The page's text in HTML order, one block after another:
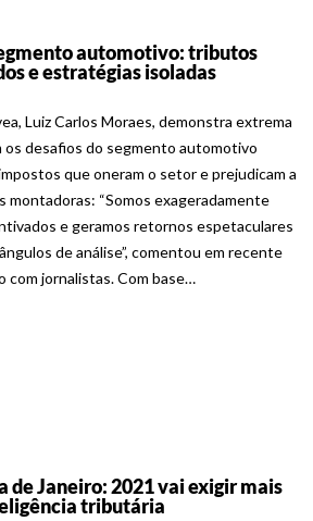
automotivo: tributos
e estratégias isoladas
Luiz Carlos Moraes, demonstra extrema
os desafios do segmento automotivo
que oneram o setor e prejudicam a
montadoras: “Somos exageradamente
e geramos retornos espetaculares
de análise”, comentou em recente
com jornalistas. Com base…
de Janeiro: 2021 vai exigir mais
tributária